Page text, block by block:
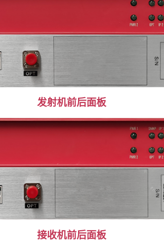
发射机前后面板
接收机前后面板